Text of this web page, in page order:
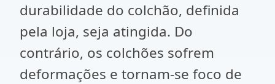
durabilidade do colchão, definida
pela loja, seja atingida. Do
contrário, os colchões sofrem
deformações e tornam-se foco de